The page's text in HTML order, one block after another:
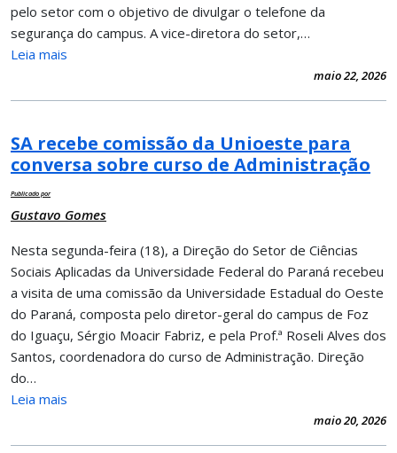
pelo setor com o objetivo de divulgar o telefone da
segurança do campus. A vice-diretora do setor,…
Leia mais
maio 22, 2026
SA recebe comissão da Unioeste para
conversa sobre curso de Administração
Publicado por
Gustavo Gomes
Nesta segunda-feira (18), a Direção do Setor de Ciências
Sociais Aplicadas da Universidade Federal do Paraná recebeu
a visita de uma comissão da Universidade Estadual do Oeste
do Paraná, composta pelo diretor-geral do campus de Foz
do Iguaçu, Sérgio Moacir Fabriz, e pela Prof.ª Roseli Alves dos
Santos, coordenadora do curso de Administração. Direção
do…
Leia mais
maio 20, 2026